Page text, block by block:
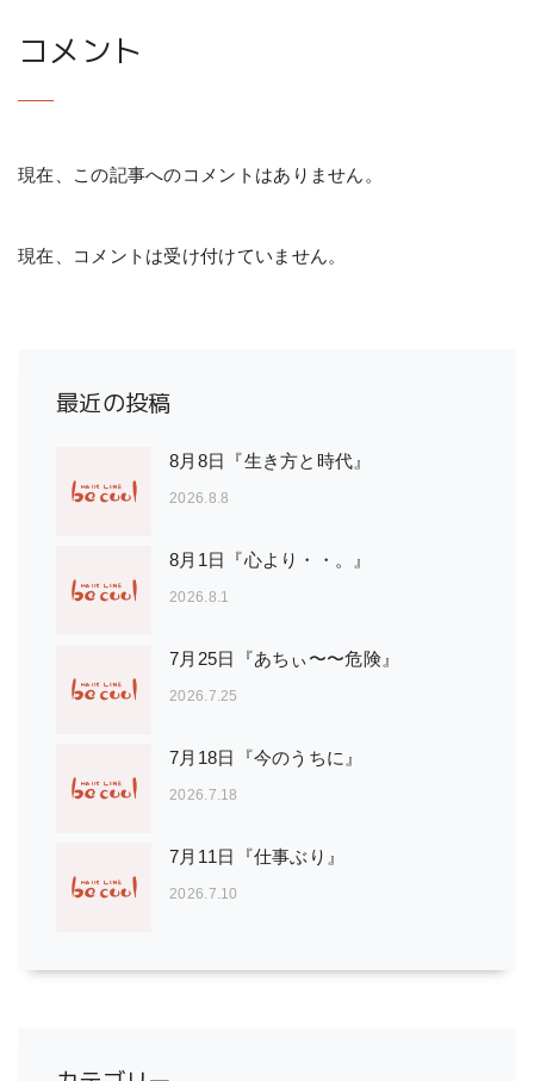
コメント
現在、この記事へのコメントはありません。
現在、コメントは受け付けていません。
最近の投稿
8月8日『生き方と時代』
2026.8.8
8月1日『心より・・。』
2026.8.1
7月25日『あちぃ〜〜危険』
2026.7.25
7月18日『今のうちに』
2026.7.18
7月11日『仕事ぶり』
2026.7.10